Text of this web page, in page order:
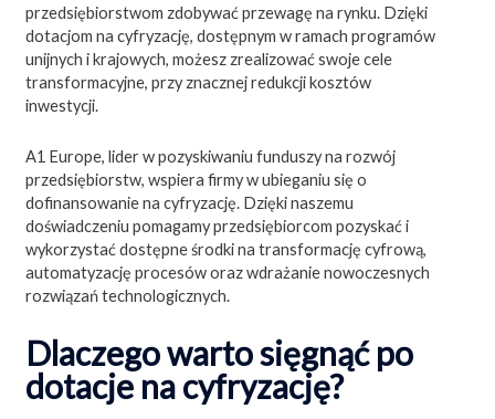
przedsiębiorstwom zdobywać przewagę na rynku. Dzięki
dotacjom na cyfryzację, dostępnym w ramach programów
unijnych i krajowych, możesz zrealizować swoje cele
transformacyjne, przy znacznej redukcji kosztów
inwestycji.
A1 Europe, lider w pozyskiwaniu funduszy na rozwój
przedsiębiorstw, wspiera firmy w ubieganiu się o
dofinansowanie na cyfryzację. Dzięki naszemu
doświadczeniu pomagamy przedsiębiorcom pozyskać i
wykorzystać dostępne środki na transformację cyfrową,
automatyzację procesów oraz wdrażanie nowoczesnych
rozwiązań technologicznych.
Dlaczego warto sięgnąć po
dotacje na cyfryzację?